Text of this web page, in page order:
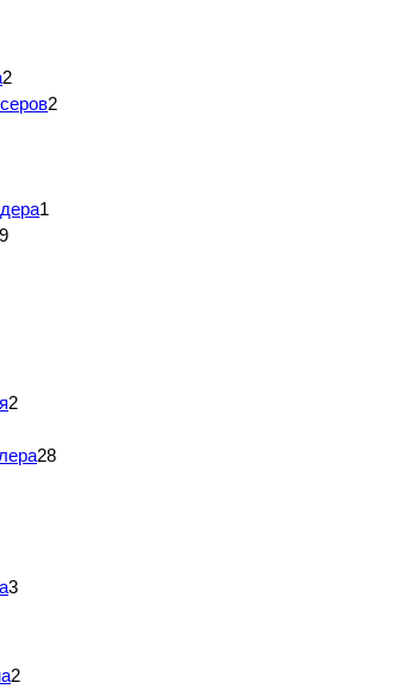
2
2
1
2
28
3
2